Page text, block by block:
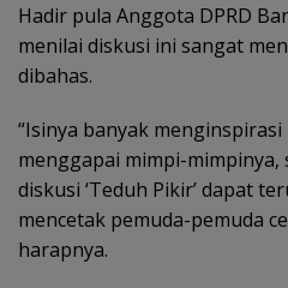
Hadir pula Anggota DPRD
menilai diskusi ini sangat
dibahas.
“Isinya banyak
menggapai mimpi-mimpinya,
diskusi ‘Teduh Pikir’ dapat
mencetak pemuda-pemuda
harapnya.